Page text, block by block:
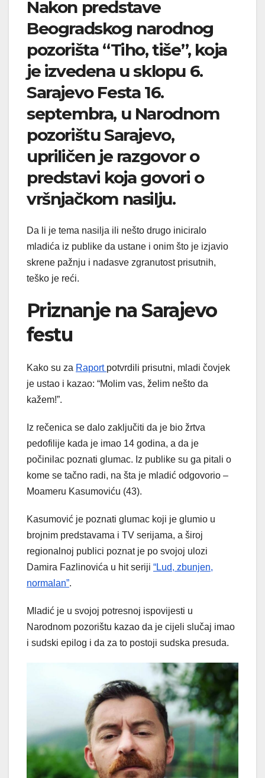
Nakon predstave
Beogradskog narodnog
pozorišta “Tiho, tiše”, koja
je izvedena u sklopu 6.
Sarajevo Festa 16.
septembra, u Narodnom
pozorištu Sarajevo,
upriličen je razgovor o
predstavi koja govori o
vršnjačkom nasilju.
Da li je tema nasilja ili nešto drugo iniciralo
mladića iz publike da ustane i onim što je izjavio
skrene pažnju i nadasve zgranutost prisutnih,
teško je reći.
Priznanje na Sarajevo
festu
Kako su za Raport potvrdili prisutni, mladi čovjek
je ustao i kazao: “Molim vas, želim nešto da
kažem!”.
Iz rečenica se dalo zaključiti da je bio žrtva
pedofilije kada je imao 14 godina, a da je
počinilac poznati glumac. Iz publike su ga pitali o
kome se tačno radi, na šta je mladić odgovorio –
Moameru Kasumoviću (43).
Kasumović je poznati glumac koji je glumio u
brojnim predstavama i TV serijama, a široj
regionalnoj publici poznat je po svojoj ulozi
Damira Fazlinovića u hit seriji “Lud, zbunjen,
normalan”.
Mladić je u svojoj potresnoj ispovijesti u
Narodnom pozorištu kazao da je cijeli slučaj imao
i sudski epilog i da za to postoji sudska presuda.